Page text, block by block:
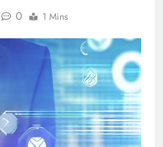
0 1 Mins